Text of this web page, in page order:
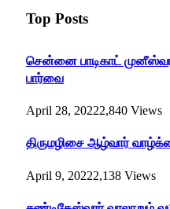
Top Posts
சென்னை பாடிகாட்
பார்வை
April 28, 20222,840 Views
திருமழிசை ஆழ்வார்
April 9, 20222,138 Views